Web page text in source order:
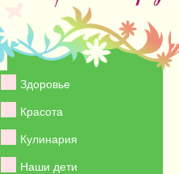
Здоровье
Красота
Кулинария
Наши дети